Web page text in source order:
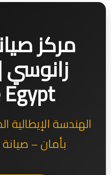
مركز
الهندسة الإيطالية
بأمان –